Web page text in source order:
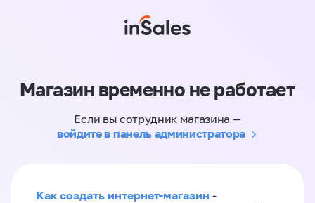
Магазин временно не работает
Если вы сотрудник магазина —
войдите в панель администратора
Как создать интернет-магазин -